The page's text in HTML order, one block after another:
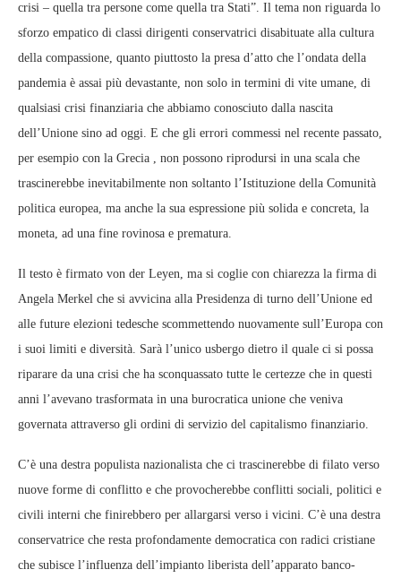
crisi – quella tra persone come quella tra Stati”. Il tema non riguarda lo
sforzo empatico di classi dirigenti conservatrici disabituate alla cultura
della compassione, quanto piuttosto la presa d’atto che l’ondata della
pandemia è assai più devastante, non solo in termini di vite umane, di
qualsiasi crisi finanziaria che abbiamo conosciuto dalla nascita
dell’Unione sino ad oggi. E che gli errori commessi nel recente passato,
per esempio con la Grecia , non possono riprodursi in una scala che
trascinerebbe inevitabilmente non soltanto l’Istituzione della Comunità
politica europea, ma anche la sua espressione più solida e concreta, la
moneta, ad una fine rovinosa e prematura.
Il testo è firmato von der Leyen, ma si coglie con chiarezza la firma di
Angela Merkel che si avvicina alla Presidenza di turno dell’Unione ed
alle future elezioni tedesche scommettendo nuovamente sull’Europa con
i suoi limiti e diversità. Sarà l’unico usbergo dietro il quale ci si possa
riparare da una crisi che ha sconquassato tutte le certezze che in questi
anni l’avevano trasformata in una burocratica unione che veniva
governata attraverso gli ordini di servizio del capitalismo finanziario.
C’è una destra populista nazionalista che ci trascinerebbe di filato verso
nuove forme di conflitto e che provocherebbe conflitti sociali, politici e
civili interni che finirebbero per allargarsi verso i vicini. C’è una destra
conservatrice che resta profondamente democratica con radici cristiane
che subisce l’influenza dell’impianto liberista dell’apparato banco-